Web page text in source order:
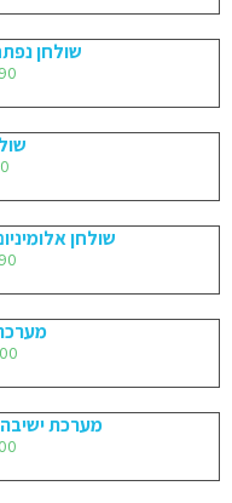
שולחן נפתח ל 4 מטר +
שולחן אלומיניום דגם
מערכת ישיבה